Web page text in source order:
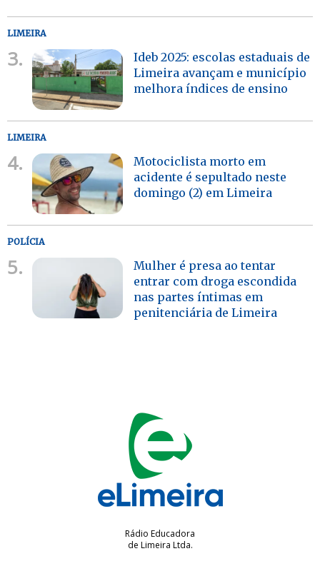
LIMEIRA
3.
Ideb 2025: escolas estaduais de
Limeira avançam e município
melhora índices de ensino
LIMEIRA
4.
Motociclista morto em
acidente é sepultado neste
domingo (2) em Limeira
POLÍCIA
5.
Mulher é presa ao tentar
entrar com droga escondida
nas partes íntimas em
penitenciária de Limeira
Rádio Educadora
de Limeira Ltda.